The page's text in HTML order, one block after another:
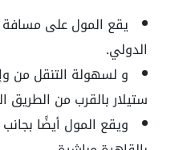
يقع المول على مسافة
الدولي.
و لسهولة التنقل من
ستيلار بالقرب من الطريق
ويقع المول أيضًا بجانب